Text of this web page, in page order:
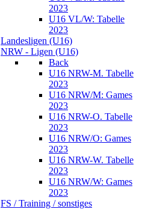
2023
U16 VL/W: Tabelle
2023
Landesligen (U16)
NRW - Ligen (U16)
Back
U16 NRW-M. Tabelle
2023
U16 NRW/M: Games
2023
U16 NRW-O. Tabelle
2023
U16 NRW/O: Games
2023
U16 NRW-W. Tabelle
2023
U16 NRW/W: Games
2023
FS / Training / sonstiges